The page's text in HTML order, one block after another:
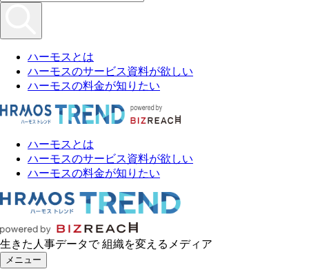
ハーモスとは
ハーモスのサービス資料が欲しい
ハーモスの料金が知りたい
ハーモスとは
ハーモスのサービス資料が欲しい
ハーモスの料金が知りたい
生きた人事データで 組織を変えるメディア
メニュー